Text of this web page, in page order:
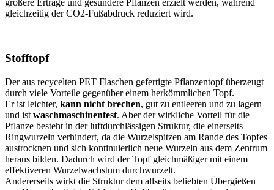
größere Erträge und gesündere Pflanzen erzielt werden, während
gleichzeitig der CO2-Fußabdruck reduziert wird.
Stofftopf
Der aus recycelten PET Flaschen gefertigte Pflanzentopf überzeugt
durch viele Vorteile gegenüber einem herkömmlichen Topf.
Er ist leichter, kann nicht brechen, gut zu entleeren und zu lagern
und ist waschmaschinenfest. Aber der wirkliche Vorteil für die
Pflanze besteht in der luftdurchlässigen Struktur, die einerseits
Ringwurzeln verhindert, da die Wurzelspitzen am Rande des Topfes
austrocknen und sich kontinuierlich neue Wurzeln aus dem Zentrum
heraus bilden. Dadurch wird der Topf gleichmäßiger mit einem
effektiveren Wurzelwachstum durchwurzelt.
Andererseits wirkt die Struktur dem allseits beliebten Übergießen